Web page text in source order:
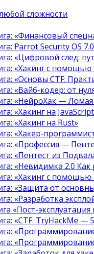
сложности
«Финансовый
Parrot Security OS
«Цифровой след:
«Хакинг с
«Основы CTF:
«Вайб-кодер: от
«НейроХак —
«Хакинг на
«Хакинг на Rust»
«Хакер-
«Профессия —
«Пентест из
«Невидимка 2.0
«Хакинг с помощью
«Защита от
«Разработка
«Пост-эксплуатация
«CTF. TryHackMe —